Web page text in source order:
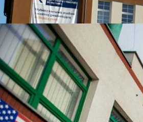
УНІВЕРСИТЕТИ, ЯКІ